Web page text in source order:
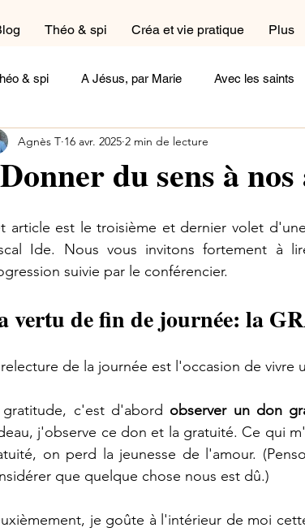
Théo & spi Créa et vie pratique Plus
& spi A Jésus, par Marie Avec les saints
liturgique Créa et vie pratique
Paternité Témoignages Arts et Histoire
du sens à
Agnès T 16 avr. 2025 2 min de lecture
article est le troisième et dernier volet
Ide. Nous vous invitons fortement à
suivie par le conférencier.
vertu de fin de journée: la
relecture de la journée est l'occasion de vivre
gratitude, c'est d'abord observer un don
j'observe ce don et la gratuité. Ce qui
on perd la jeunesse de l'amour.
que quelque chose nous est dû.)
je goûte à l'intérieur de moi